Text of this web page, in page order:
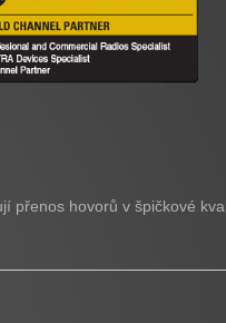
přenos hovorů v špičkové